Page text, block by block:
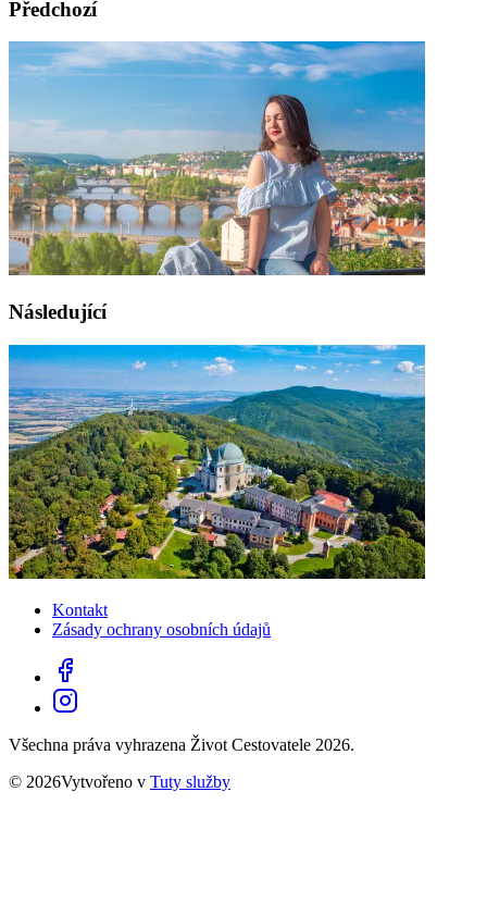
Předchozí
Následující
Kontakt
Zásady ochrany osobních údajů
Všechna práva vyhrazena Život Cestovatele 2026.
© 2026Vytvořeno v Tuty služby